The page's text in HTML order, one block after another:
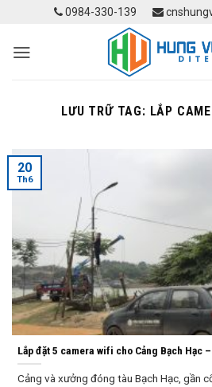
content
0984-330-139
LƯU TRỮ TAG: LẮP
Lắp đặt 5 camera wifi cho Cảng Bạch Hạc
Cảng và xưởng đóng tàu Bạch Hạc, gần
20
Th6